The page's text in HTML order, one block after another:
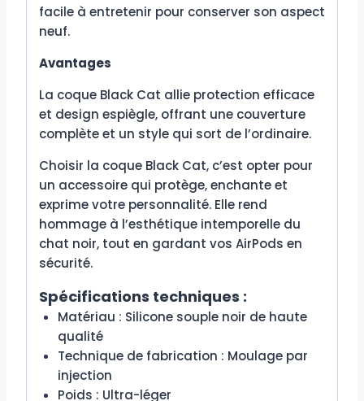
facile à entretenir pour conserver son aspect
neuf.
Avantages
La coque Black Cat allie protection efficace
et design espiègle, offrant une couverture
complète et un style qui sort de l’ordinaire.
Choisir la coque Black Cat, c’est opter pour
un accessoire qui protège, enchante et
exprime votre personnalité. Elle rend
hommage à l’esthétique intemporelle du
chat noir, tout en gardant vos AirPods en
sécurité.
Spécifications techniques :
Matériau : Silicone souple noir de haute
qualité
Technique de fabrication : Moulage par
injection
Poids : Ultra-léger